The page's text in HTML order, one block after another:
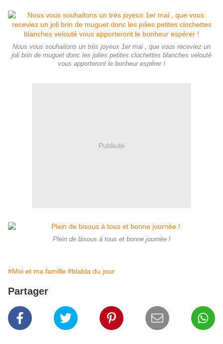
Nous vous souhaitons un très joyeux 1er mai , que vous receviez un
joli brin de muguet donc les jolies petites clochettes blanches velouté
vous apporteront le bonheur espérer !
Publicité
Plein de bisous à tous et bonne journée !
#Moi et ma famille #blabla du jour
Partager